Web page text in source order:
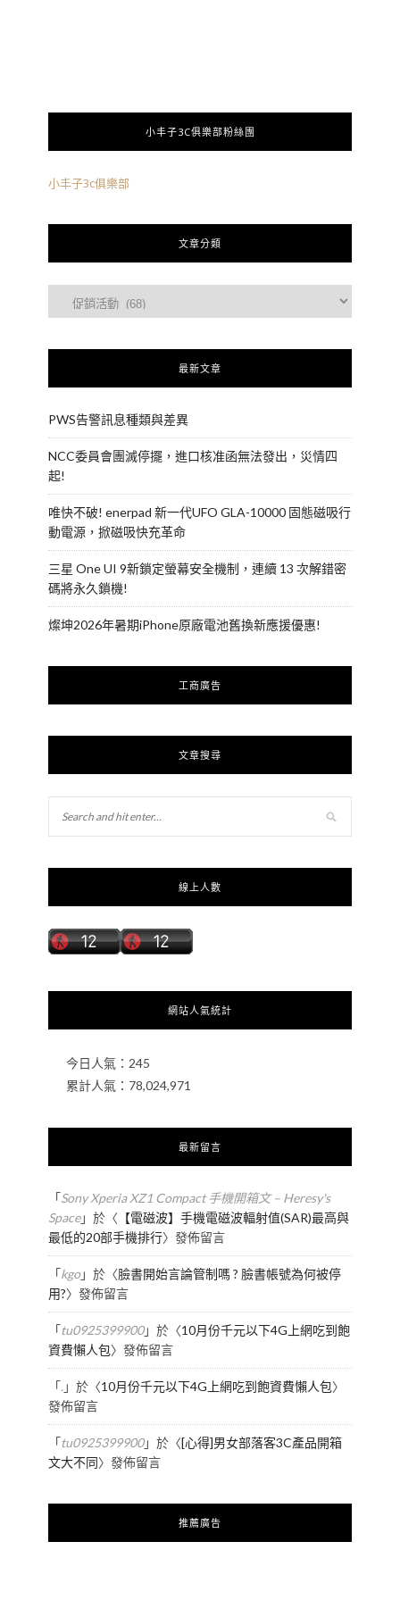
小丰子3C俱樂部粉絲團
小丰子3c俱樂部
文章分類
最新文章
PWS告警訊息種類與差異
NCC委員會團滅停擺，進口核准函無法發出，災情四
起!
唯快不破! enerpad 新一代UFO GLA-10000 固態磁吸行
動電源，掀磁吸快充革命
三星 One UI 9新鎖定螢幕安全機制，連續 13 次解錯密
碼將永久鎖機!
燦坤2026年暑期iPhone原廠電池舊換新應援優惠!
工商廣告
文章搜尋
線上人數
網站人氣統計
今日人氣： 245
累計人氣： 78,024,971
最新留言
「Sony Xperia XZ1 Compact 手機開箱文 – Heresy's
Space」於〈 【電磁波】手機電磁波輻射值(SAR)最高與
最低的20部手機排行〉發佈留言
「kgo」於〈臉書開始言論管制嗎 ? 臉書帳號為何被停
用?〉發佈留言
「tu0925399900」於〈10月份千元以下4G上網吃到飽
資費懶人包〉發佈留言
「.」於〈10月份千元以下4G上網吃到飽資費懶人包〉
發佈留言
「tu0925399900」於〈[心得]男女部落客3C產品開箱
文大不同〉發佈留言
推薦廣告